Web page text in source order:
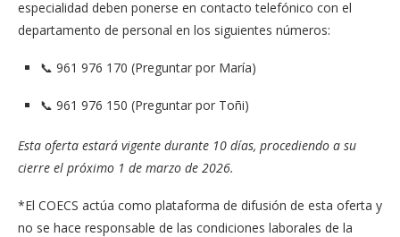
especialidad deben ponerse en contacto telefónico con el
departamento de personal en los siguientes números:
📞 961 976 170 (Preguntar por María)
📞 961 976 150 (Preguntar por Toñi)
Esta oferta estará vigente durante 10 días, procediendo a su
cierre el próximo 1 de marzo de 2026.
*El COECS actúa como plataforma de difusión de esta oferta y
no se hace responsable de las condiciones laborales de la